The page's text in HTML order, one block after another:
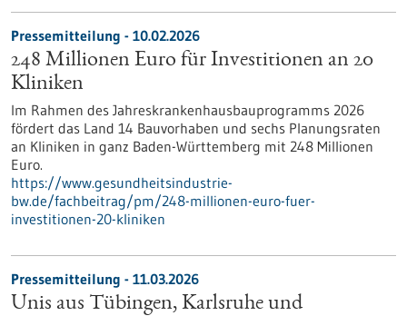
Pressemitteilung - 10.02.2026
248 Millionen Euro für Investitionen an 20
Kliniken
Im Rahmen des Jahreskrankenhausbauprogramms 2026
fördert das Land 14 Bauvorhaben und sechs Planungsraten
an Kliniken in ganz Baden-Württemberg mit 248 Millionen
Euro.
https://www.gesundheitsindustrie-
bw.de/fachbeitrag/pm/248-millionen-euro-fuer-
investitionen-20-kliniken
Pressemitteilung - 11.03.2026
Unis aus Tübingen, Karlsruhe und